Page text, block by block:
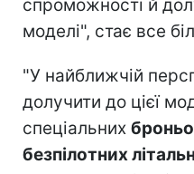
спроможності й
моделі", стає все
"У найближчій
долучити до цієї
спеціальних
безпілотних